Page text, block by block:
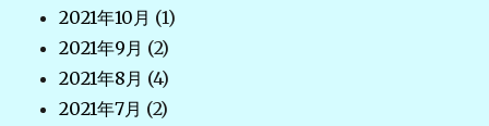
2021年10月 (1)
2021年9月 (2)
2021年8月 (4)
2021年7月 (2)